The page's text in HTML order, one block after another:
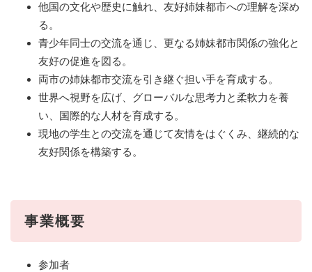
他国の文化や歴史に触れ、友好姉妹都市への理解を深め
る。
青少年同士の交流を通じ、更なる姉妹都市関係の強化と
友好の促進を図る。
両市の姉妹都市交流を引き継ぐ担い手を育成する。
世界へ視野を広げ、グローバルな思考力と柔軟力を養
い、国際的な人材を育成する。
現地の学生との交流を通じて友情をはぐくみ、継続的な
友好関係を構築する。
事業概要
参加者